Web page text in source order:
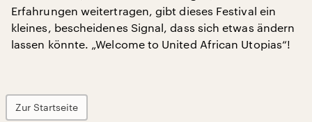
Erfahrungen weitertragen, gibt dieses Festival ein
kleines, bescheidenes Signal, dass sich etwas ändern
lassen könnte. „Welcome to United African Utopias“!
Zur Startseite